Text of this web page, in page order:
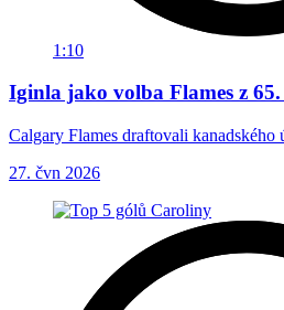
1:10
Iginla jako volba Flames z
Calgary Flames draftovali kanadského
27. čvn 2026